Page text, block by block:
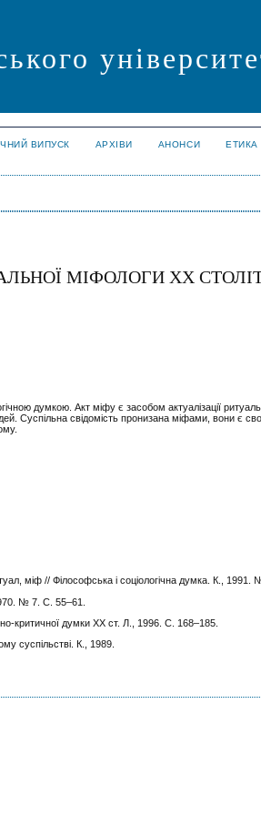
ВИПУСК АРХІВИ АНОНСИ ЕТИКА
МІФОЛОГИ XX
думкою. Акт міфу є засобом актуалізації
Суспільна свідомість пронизана міфами, вони є
міф // Філософська і соціологічна думка. К.,
№ 7. С. 55–61.
критичної думки XX ст. Л., 1996. С. 168–185.
суспільстві. К., 1989.